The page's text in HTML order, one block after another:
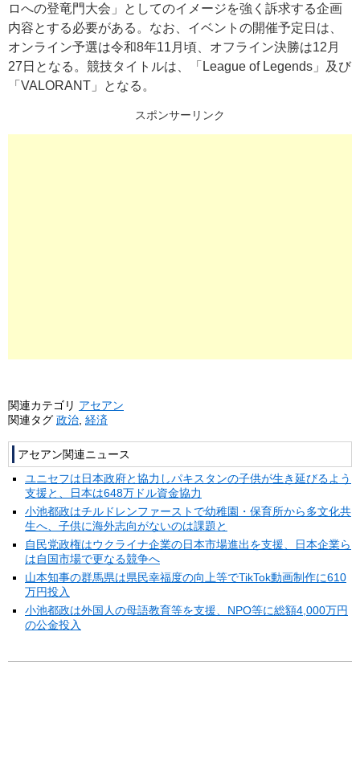
ロへの登竜門大会」としてのイメージを強く訴求する企画
内容とする必要がある。なお、イベントの開催予定日は、
オンライン予選は令和8年11月頃、オフライン決勝は12月
27日となる。競技タイトルは、「League of Legends」及び
「VALORANT」となる。
スポンサーリンク
関連カテゴリ アセアン
関連タグ 政治 経済
アセアン関連ニュース
ユニセフは日本政府と協力しパキスタンの子供が生き延びるよう
支援と、日本は648万ドル資金協力
小池都政はチルドレンファーストで幼稚園・保育所から多文化共
生へ、子供に海外志向がないのは課題と
自民党政権はウクライナ企業の日本市場進出を支援、日本企業ら
は自国市場で更なる競争へ
山本知事の群馬県は県民幸福度の向上等でTikTok動画制作に610
万円投入
小池都政は外国人の母語教育等を支援、NPO等に総額4,000万円
の公金投入